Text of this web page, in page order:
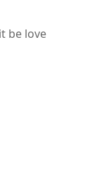
be love